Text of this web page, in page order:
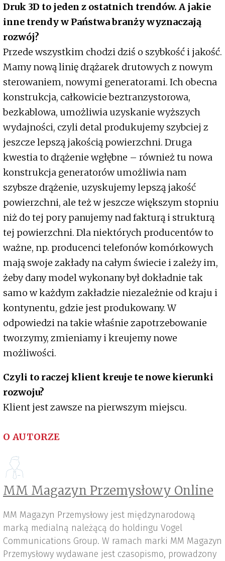
Druk 3D to jeden z ostatnich trendów. A jakie
inne trendy w Państwa branży wyznaczają
rozwój?
Przede wszystkim chodzi dziś o szybkość i jakość.
Mamy nową linię drążarek drutowych z nowym
sterowaniem, nowymi generatorami. Ich obecna
konstrukcja, całkowicie beztranzystorowa,
bezkablowa, umożliwia uzyskanie wyższych
wydajności, czyli detal produkujemy szybciej z
jeszcze lepszą jakością powierzchni. Druga
kwestia to drążenie wgłębne – również tu nowa
konstrukcja generatorów umożliwia nam
szybsze drążenie, uzyskujemy lepszą jakość
powierzchni, ale też w jeszcze większym stopniu
niż do tej pory panujemy nad fakturą i strukturą
tej powierzchni. Dla niektórych producentów to
ważne, np. producenci telefonów komórkowych
mają swoje zakłady na całym świecie i zależy im,
żeby dany model wykonany był dokładnie tak
samo w każdym zakładzie niezależnie od kraju i
kontynentu, gdzie jest produkowany. W
odpowiedzi na takie właśnie zapotrzebowanie
tworzymy, zmieniamy i kreujemy nowe
możliwości.
Czyli to raczej klient kreuje te nowe kierunki
rozwoju?
Klient jest zawsze na pierwszym miejscu.
O AUTORZE
MM Magazyn Przemysłowy Online
MM Magazyn Przemysłowy jest międzynarodową
marką medialną należącą do holdingu Vogel
Communications Group. W ramach marki MM Magazyn
Przemysłowy wydawane jest czasopismo, prowadzony